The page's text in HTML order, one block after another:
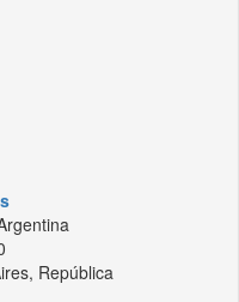
República